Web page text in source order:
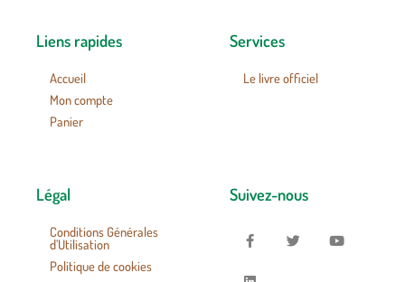
Liens rapides
Accueil
Mon compte
Panier
Services
Le livre officiel
Légal
Conditions Générales
d’Utilisation
Politique de cookies
Suivez-nous